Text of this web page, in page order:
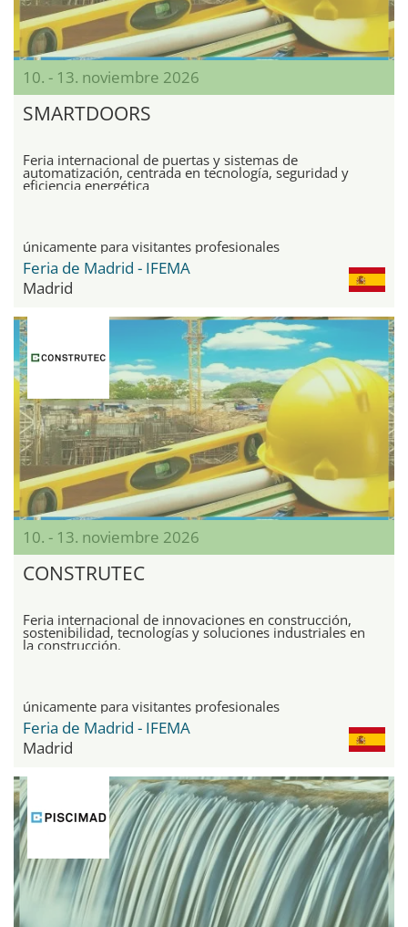
10. - 13. noviembre 2026
SMARTDOORS
Feria internacional de puertas y sistemas de
automatización, centrada en tecnología, seguridad y
eficiencia energética
únicamente para visitantes profesionales
Feria de Madrid - IFEMA
Madrid
10. - 13. noviembre 2026
CONSTRUTEC
Feria internacional de innovaciones en construcción,
sostenibilidad, tecnologías y soluciones industriales en
la construcción.
únicamente para visitantes profesionales
Feria de Madrid - IFEMA
Madrid